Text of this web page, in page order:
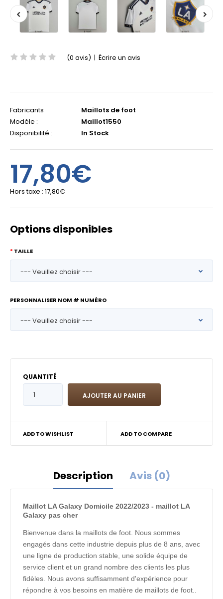
(0 avis) | Écrire un avis
Fabricants
Maillots de foot
Modèle :
Maillot1550
Disponibilité :
In Stock
17,80€
Hors taxe : 17,80€
Options disponibles
TAILLE
PERSONNALISER NOM # NUMÉRO
QUANTITÉ
ADD TO WISHLIST ADD TO COMPARE
Description Avis (0)
Maillot LA Galaxy Domicile 2022/2023 - maillot LA
Galaxy pas cher
Bienvenue dans la maillots de foot. Nous sommes
engagés dans cette industrie depuis plus de 8 ans, avec
une ligne de production stable, une solide équipe de
service client et un grand nombre des clients les plus
fidèles. Nous avons suffisamment d'expérience pour
répondre à vos besoins en matière de maillots de foot..